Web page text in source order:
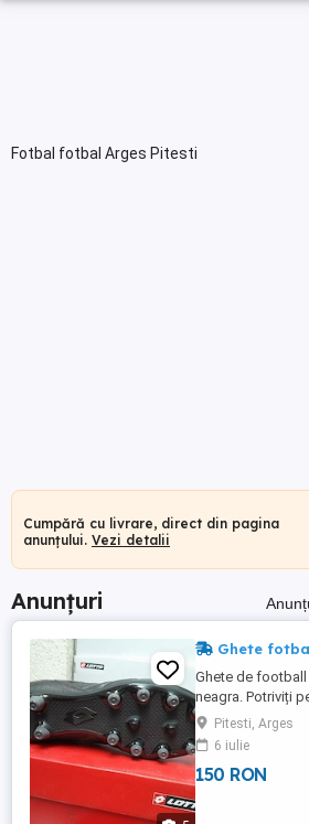
Fotbal fotbal Arges Pitesti
Cumpără cu livrare, direct din pagina
anunțului. Vezi detalii
Anunțuri
Ghete
Ghete de
neagra. Potriviți
Mărimi
42- 9 buc 42,5-
buc PRET 150
Pitesti, Arges
6 iulie
150 RON